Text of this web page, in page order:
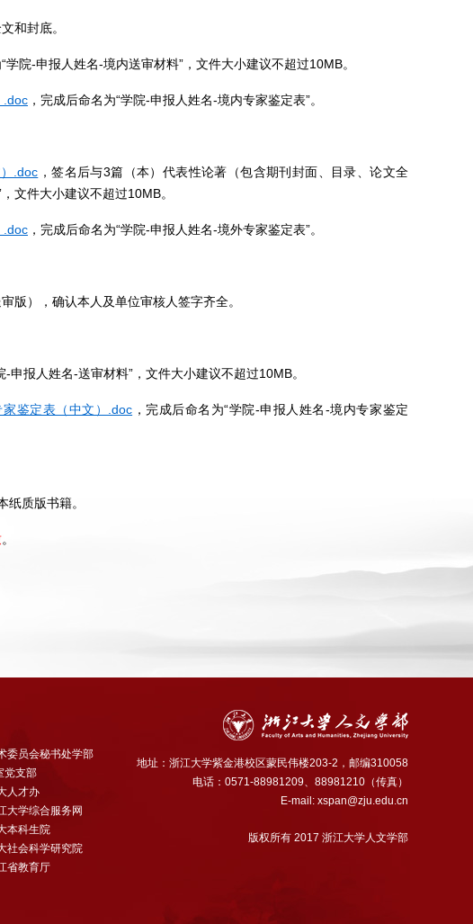
和封底。
“学院-申报人姓名-境内送审材料” ，文件大小建议不超过10MB。
.doc ，完成后命名为“学院-申报人姓名-境内专家鉴定表”。
.doc ，签名后与3篇（本）代表性论著（包含期刊封面、目录、论文全
，文件大小建议不超过10MB。
.doc ，完成后命名为“学院-申报人姓名-境外专家鉴定表”。
版），确认本人及单位审核人签字齐全。
-申报人姓名-送审材料” ，文件大小建议不超过10MB。
鉴定表（中文）.doc ，完成后命名为“学院-申报人姓名-境内专家鉴定
纸质版书籍。
。
委员会秘书处学部
党支部
人才办
大学综合服务网
本科生院
社会科学研究院
省教育厅
地址：浙江大学紫金港校区蒙民伟楼203-2，邮编310058
电话：0571-88981209、88981210（传真）
E-mail: xspan@zju.edu.cn
版权所有 2017 浙江大学人文学部